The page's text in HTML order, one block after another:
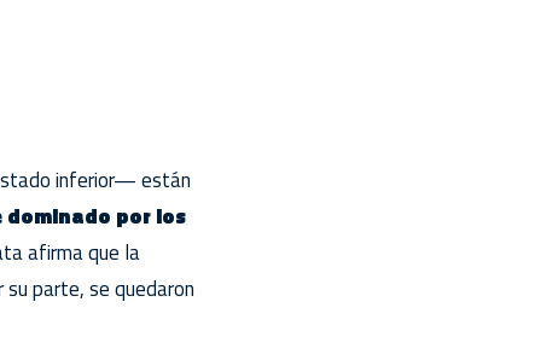
inferior— están
por los
afirma que la
parte, se quedaron